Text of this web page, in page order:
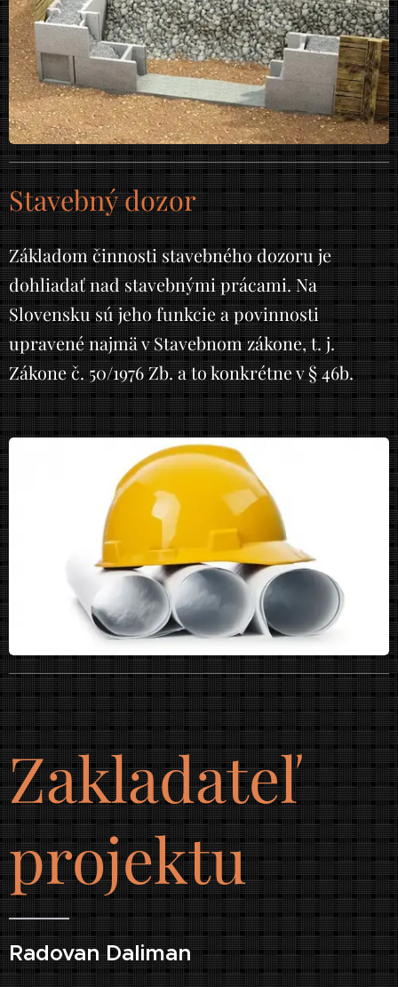
Stavebný dozor
Základom činnosti stavebného dozoru je
dohliadať nad stavebnými prácami. Na
Slovensku sú jeho funkcie a povinnosti
upravené najmä v Stavebnom zákone, t. j.
Zákone č. 50/1976 Zb. a to konkrétne v § 46b.
Zakladateľ
projektu
Radovan Daliman